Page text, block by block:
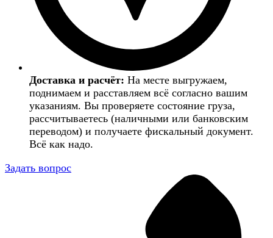
Доставка и расчёт: На месте выгружаем,
поднимаем и расставляем всё согласно вашим
указаниям. Вы проверяете состояние груза,
рассчитываетесь (наличными или банковским
переводом) и получаете фискальный документ.
Всё как надо.
Задать вопрос